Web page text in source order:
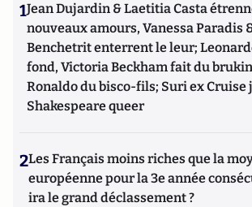
1Jean Dujardin & Laetitia Casta
nouveaux amours, Vanessa Paradis
Benchetrit enterrent le leur;
fond, Victoria Beckham fait du
Ronaldo du bisco-fils; Suri ex Cruise
Shakespeare queer
2Les Français moins riches que la
européenne pour la 3e année
ira le grand déclassement ?